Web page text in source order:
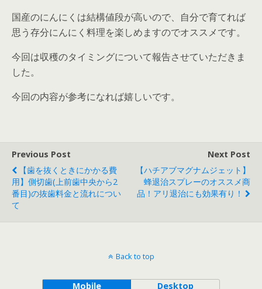
国産のにんにくは結構値段が高いので、自分で育てれば
思う存分にんにく料理を楽しめますのでオススメです。
今回は収穫のタイミングについて報告させていただきま
した。
今回の内容が参考になれば嬉しいです。
Previous Post
【歯を抜くときにかかる費
用】側切歯(上前歯中央から2
番目)の抜歯料金と流れについ
て
Next Post
【ハチアブマグナムジェット】
蜂退治スプレーのオススメ商
品！アリ退治にも効果有り！
Back to top
Mobile Desktop